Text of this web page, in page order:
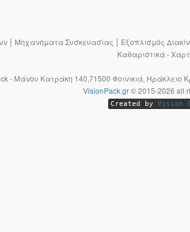
| Μηχανήματα Συσκευασίας | Εξοπλισμός
Καθαριστικά -
- Μάνου Κατράκη 140,71500 Φοινικιά, Ηράκλειο
VisionPack.gr©2015-2026 all
Created by Vision